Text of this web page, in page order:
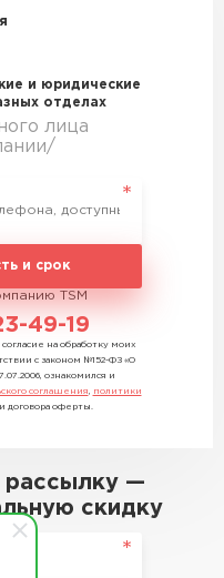
и юридические
отделах
лица
и срок
TSM
49-19
на обработку моих
с законом №152-ФЗ «О
ознакомился и
соглашения
политики
и договора оферты.
рассылку —
скидку